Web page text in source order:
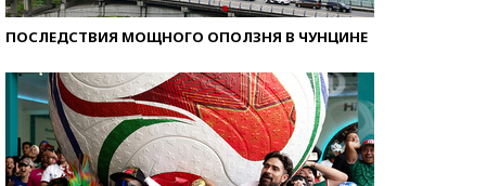
ПОСЛЕДСТВИЯ МОЩНОГО ОПОЛЗНЯ В ЧУНЦИНЕ